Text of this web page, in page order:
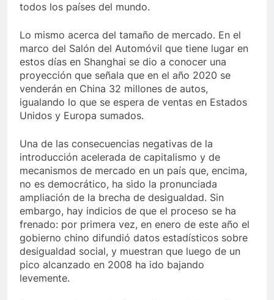
todos los países del mundo.
Lo mismo acerca del tamaño de mercado. En el
marco del Salón del Automóvil que tiene lugar en
estos días en Shanghai se dio a conocer una
proyección que señala que en el año 2020 se
venderán en China 32 millones de autos,
igualando lo que se espera de ventas en Estados
Unidos y Europa sumados.
Una de las consecuencias negativas de la
introducción acelerada de capitalismo y de
mecanismos de mercado en un país que, encima,
no es democrático, ha sido la pronunciada
ampliación de la brecha de desigualdad. Sin
embargo, hay indicios de que el proceso se ha
frenado: por primera vez, en enero de este año el
gobierno chino difundió datos estadísticos sobre
desigualdad social, y muestran que luego de un
pico alcanzado en 2008 ha ido bajando
levemente.